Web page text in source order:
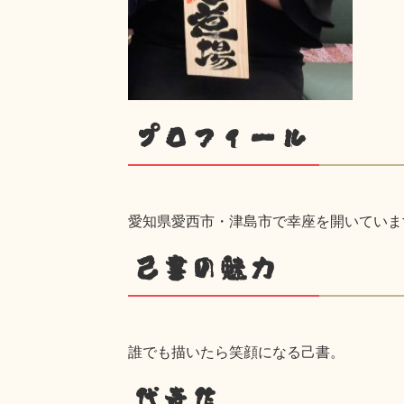
プロフィール
愛知県愛西市・津島市で幸座を開いてい
己書の魅力
誰でも描いたら笑顔になる己書。